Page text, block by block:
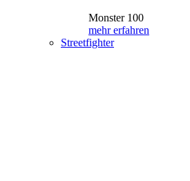
Monster 100
mehr erfahren
Streetfighter